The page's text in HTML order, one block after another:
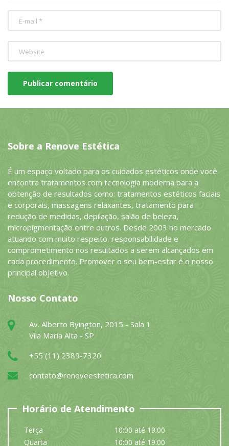
Sobre a Renove Estética
É um espaço voltado para os cuidados estéticos onde você
encontra tratamentos com tecnologia moderna para a
obtenção de resultados como: tratamentos estéticos faciais
e corporais, massagens relaxantes, tratamento para
redução de medidas, depilação, salão de beleza,
micropigmentação entre outros. Desde 2003 no mercado
atuando com muito respeito, responsabilidade e
comprometimento nos resultados a serem alcançados em
cada procedimento. Promover o seu bem-estar é o nosso
principal objetivo.
Nosso Contato
Av. Alberto Byington, 2015 - Sala 1
Vila Maria Alta - SP
+55 (11) 2389-7320
contato@renoveestetica.com
Horário de Atendimento
Terça
10:00 até 19:00
Quarta
10:00 até 19:00